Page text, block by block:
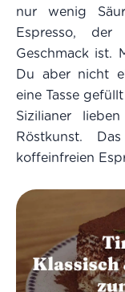
nur wenig
Espresso,
Geschmack ist.
Du aber nicht
eine Tasse
Sizilianer
Röstkunst.
koffeinfreien